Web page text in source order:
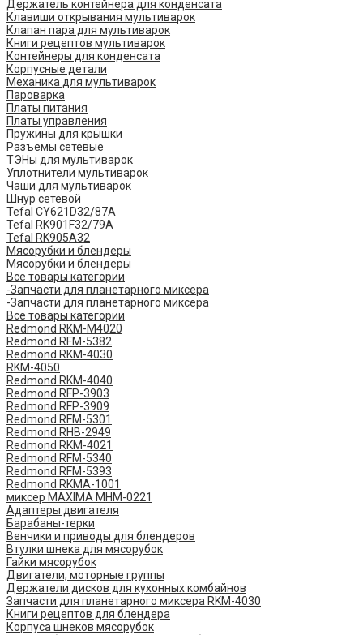
Держатель контейнера для конденсата
Клавиши открывания мультиварок
Клапан пара для мультиварок
Книги рецептов мультиварок
Контейнеры для конденсата
Корпусные детали
Механика для мультиварок
Пароварка
Платы питания
Платы управления
Пружины для крышки
Разъемы сетевые
ТЭНы для мультиварок
Уплотнители мультиварок
Чаши для мультиварок
Шнур сетевой
Tefal CY621D32/87A
Tefal RK901F32/79A
Tefal RK905A32
Мясорубки и блендеры
Мясорубки и блендеры
Все товары категории
-Запчасти для планетарного миксера
-Запчасти для планетарного миксера
Все товары категории
Redmond RKM-M4020
Redmond RFM-5382
Redmond RKM-4030
RKM-4050
Redmond RKM-4040
Redmond RFP-3903
Redmond RFP-3909
Redmond RFM-5301
Redmond RHB-2949
Redmond RKM-4021
Redmond RFM-5340
Redmond RFM-5393
Redmond RKMA-1001
миксер MAXIMA MHM-0221
Адаптеры двигателя
Барабаны-терки
Венчики и приводы для блендеров
Втулки шнека для мясорубок
Гайки мясорубок
Двигатели, моторные группы
Держатели дисков для кухонных комбайнов
Запчасти для планетарного миксера RKM-4030
Книги рецептов для блендера
Корпуса шнеков мясорубок